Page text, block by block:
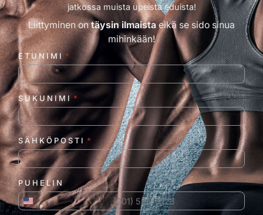
jatkossa muista upeista eduista!
Liittyminen ontäysin ilmaistaeikä se sido sinua
mihinkään!
ETUNIMI *
SUKUNIMI *
SÄHKÖPOSTI *
PUHELIN
Yhdysvallat +1